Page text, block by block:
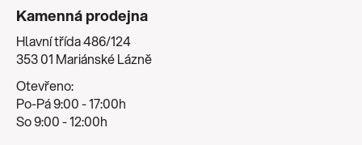
Kamenná prodejna
Hlavní třída 486/124
353 01 Mariánské Lázně
Otevřeno:
Po-Pá 9:00 - 17:00h
So 9:00 - 12:00h